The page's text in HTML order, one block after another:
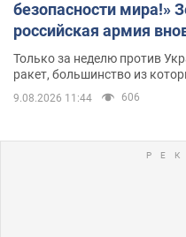
безопасности мира!»
российская армия
Одессе
Только за неделю против
ракет, большинство из
9.08.2026 11:44 606